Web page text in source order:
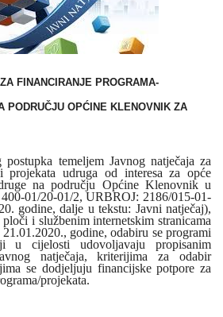
FINANCIRANJE PROGRAMA-
PODRUČJU OPĆINE KLENOVNIK ZA
temeljem Javnog natječaja za
projekata udruga od interesa za opće
na području Općine Klenovnik u
01/20-01/2, URBROJ: 2186/015-01-
godine, dalje u tekstu: Javni natječaj),
i službenim internetskim stranicama
godine, odabiru se programi
cijelosti udovoljavaju propisanim
natječaja, kriterijima za odabir
se dodjeljuju financijske potpore za
projekata.